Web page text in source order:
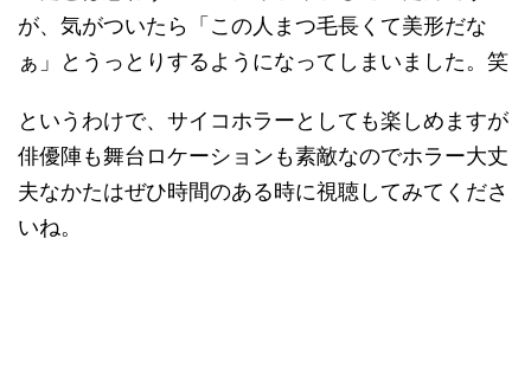
が、気がついたら「この人まつ毛長くて美形だな
ぁ」とうっとりするようになってしまいました。笑
というわけで、サイコホラーとしても楽しめますが
俳優陣も舞台ロケーションも素敵なのでホラー大丈
夫なかたはぜひ時間のある時に視聴してみてくださ
いね。